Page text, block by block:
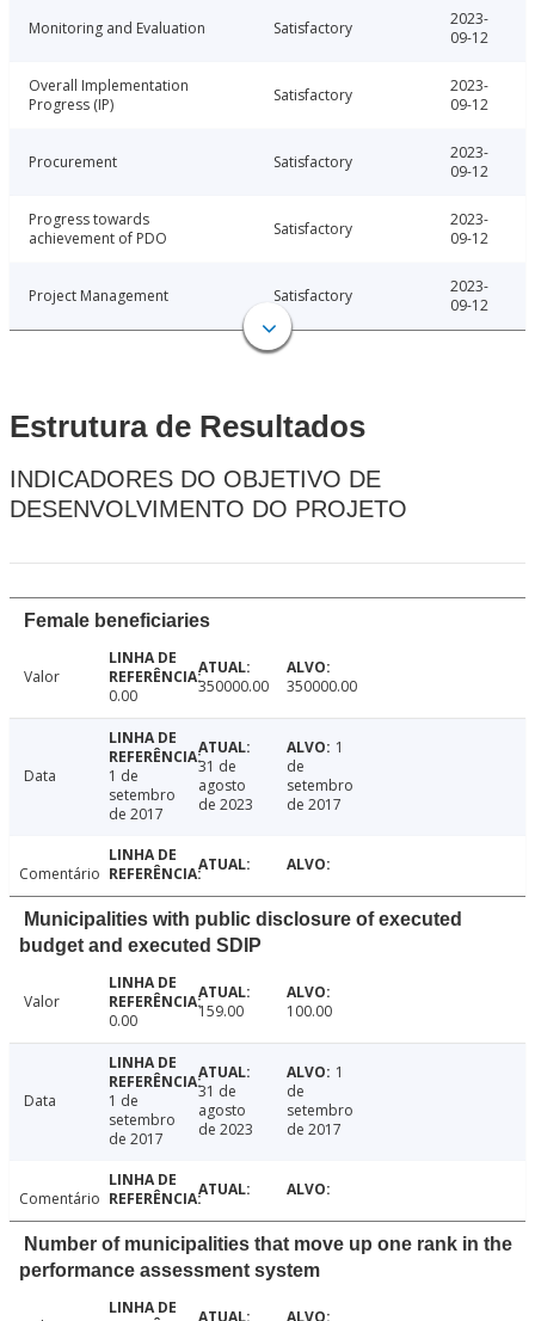
Monitoring and Evaluation Satisfactory
2023-
09-12
Overall Implementation
Progress (IP)
Satisfactory
2023-
09-12
Procurement Satisfactory
2023-
09-12
Progress towards
achievement of PDO
Satisfactory
2023-
09-12
Project Management Satisfactory
2023-
09-12
Estrutura de Resultados
INDICADORES DO OBJETIVO DE
DESENVOLVIMENTO DO PROJETO
Female beneficiaries
Valor
0.00
350000.00 350000.00
Data
1 de
setembro
de 2017
31 de
agosto
de 2023
1
de
setembro
de 2017
Comentário
Municipalities with public disclosure of executed
budget and executed SDIP
Valor
0.00
159.00 100.00
Data
1 de
setembro
de 2017
31 de
agosto
de 2023
1
de
setembro
de 2017
Comentário
Number of municipalities that move up one rank in the
performance assessment system